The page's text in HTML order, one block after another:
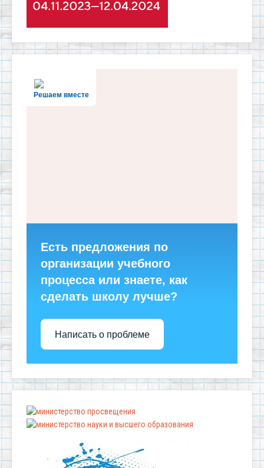
Решаем вместе
Есть предложения по
организации учебного
процесса или знаете, как
сделать школу лучше?
Написать о проблеме